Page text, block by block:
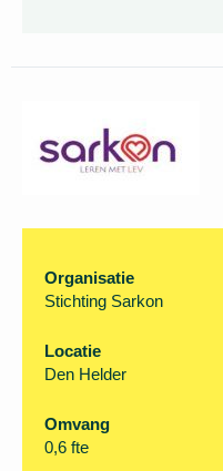
Locatie